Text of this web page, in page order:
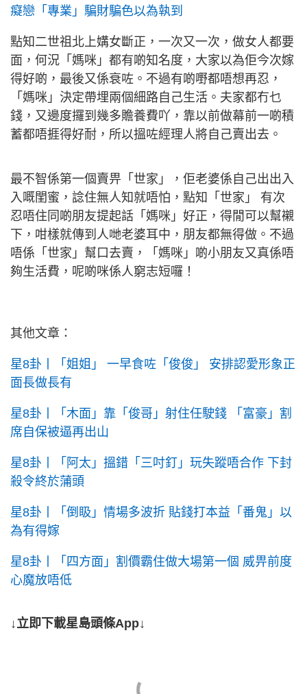
癡戀「專業」騙財騙色以為執到
點知二世祖北上媾女斷正，一次又一次，做女人都要
面，何況「媽咪」都有啲知名度，大家以為佢今次嫁
得好啲，最後又係衰咗。不過有啲嘢都唔想再忍，
「媽咪」決定帶埋兩個細路自己生活。夫家都冇乜
錢，又邊度攞到幾多贍養費吖，靠以前做幕前一啲積
蓄都唔捱得好耐，所以搵咗經理人將自己賣出去。
最不智係第一個賣畀「世家」，佢老婆係自己出出入
入嘅閨蜜，諗住無人知就唔怕，點知「世家」 有次
忍唔住同啲朋友提起話「媽咪」好正，得閒可以幫襯
下，咁樣就傳到人哋老婆耳中，朋友都無得做。不過
唔係「世家」幫口去賣，「媽咪」啲小朋友又真係唔
夠生活費，呢啲咪係人窮志短囉！
其他文章：
星8卦丨「姐姐」 一早食咗「俊俊」 安排認愛形象正
面長做長有
星8卦丨「木面」靠「俊哥」射住任駛錢 「富豪」割
席自保被逼再出山
星8卦丨「阿太」搵錯「三吋釘」玩失蹤唔合作 下封
殺令終於蒲頭
星8卦丨「倒𥄫」情場多波折 貼錢打本益「番鬼」以
為有得嫁
星8卦丨「四方面」割價霸住做大場第一個 威畀前度
心魔放唔低
↓立即下載星島頭條App↓